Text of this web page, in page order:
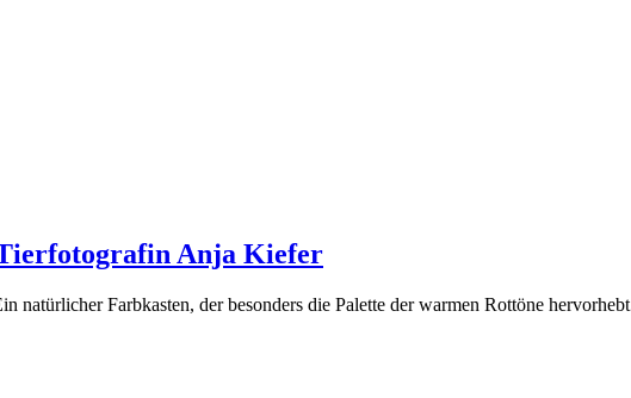
Anja Kiefer
Farbkasten, der besonders die Palette der warmen Rottöne